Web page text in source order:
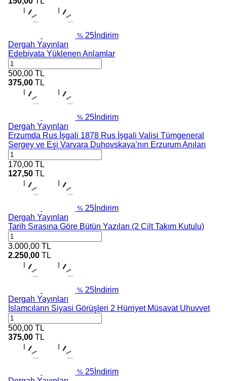
% 25 İndirim
Dergah Yayınları
Edebiyata Yüklenen Anlamlar
500,00 TL
375,00 TL
% 25 İndirim
Dergah Yayınları
Erzumda Rus İşgali 1878 Rus İşgali Valisi Tümgeneral
Sergey ve Eşi Varvara Duhovskaya’nın Erzurum Anıları
170,00 TL
127,50 TL
% 25 İndirim
Dergah Yayınları
Tarih Sırasına Göre Bütün Yazıları (2 Cilt Takım Kutulu)
3.000,00 TL
2.250,00 TL
% 25 İndirim
Dergah Yayınları
İslamcıların Siyasi Görüşleri 2 Hürriyet Müsavat Uhuvvet
500,00 TL
375,00 TL
% 25 İndirim